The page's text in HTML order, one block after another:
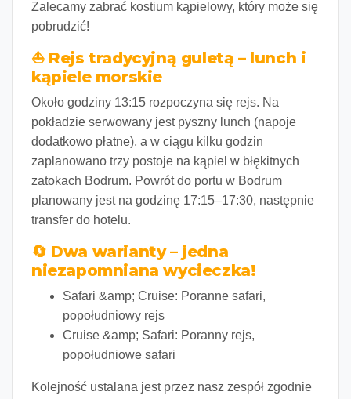
Zalecamy zabrać kostium kąpielowy, który może się
pobrudzić!
⛵ Rejs tradycyjną guletą – lunch i
kąpiele morskie
Około godziny 13:15 rozpoczyna się rejs. Na
pokładzie serwowany jest pyszny lunch (napoje
dodatkowo płatne), a w ciągu kilku godzin
zaplanowano trzy postoje na kąpiel w błękitnych
zatokach Bodrum. Powrót do portu w Bodrum
planowany jest na godzinę 17:15–17:30, następnie
transfer do hotelu.
🔄 Dwa warianty – jedna
niezapomniana wycieczka!
Safari &amp; Cruise: Poranne safari,
popołudniowy rejs
Cruise &amp; Safari: Poranny rejs,
popołudniowe safari
Kolejność ustalana jest przez nasz zespół zgodnie